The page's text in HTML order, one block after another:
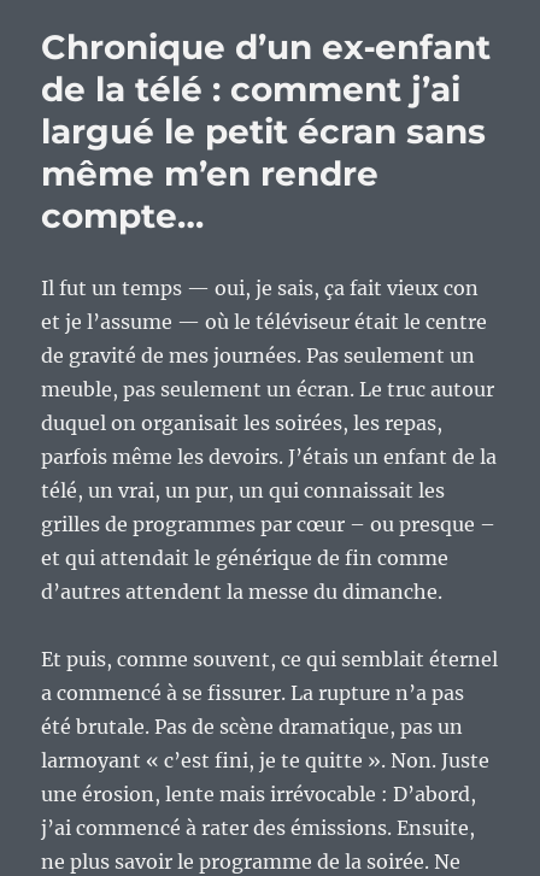
:
les
ordinosaures
16
bits,
ça
laisse
Chronique d’un ex‑enfant
de la télé : comment j’ai
largué le petit écran sans
même m’en rendre
compte…
Il fut un temps — oui, je sais, ça fait vieux con
et je l’assume — où le téléviseur était le centre
de gravité de mes journées. Pas seulement un
meuble, pas seulement un écran. Le truc autour
duquel on organisait les soirées, les repas,
parfois même les devoirs. J’étais un enfant de la
télé, un vrai, un pur, un qui connaissait les
grilles de programmes par cœur – ou presque –
et qui attendait le générique de fin comme
d’autres attendent la messe du dimanche.
Et puis, comme souvent, ce qui semblait éternel
a commencé à se fissurer. La rupture n’a pas
été brutale. Pas de scène dramatique, pas un
larmoyant « c’est fini, je te quitte ». Non. Juste
une érosion, lente mais irrévocable : D’abord,
j’ai commencé à rater des émissions. Ensuite,
ne plus savoir le programme de la soirée. Ne